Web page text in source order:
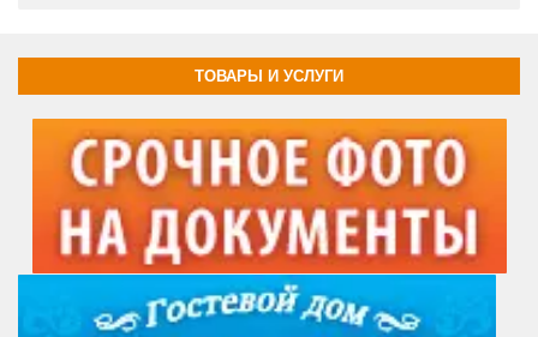
ТОВАРЫ И УСЛУГИ